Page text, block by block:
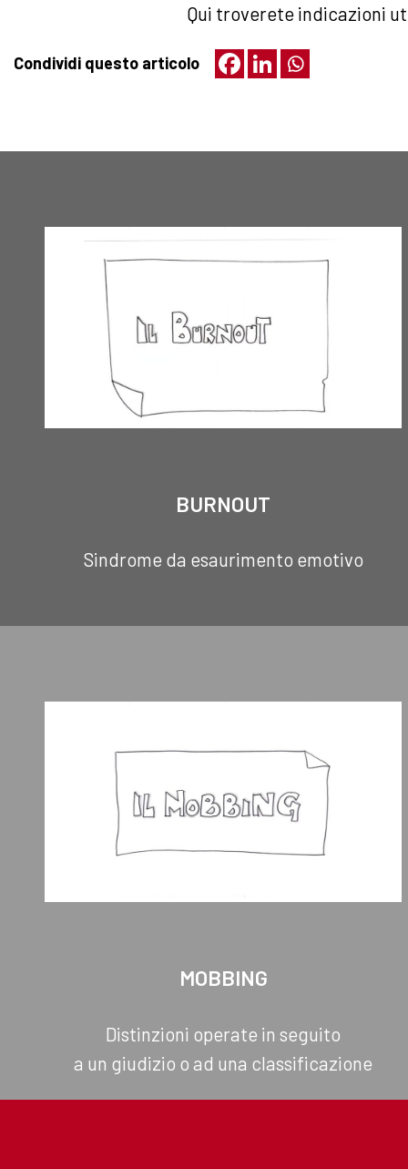
Qui troverete indicazioni
Condividi questo articolo
BURNOUT
Sindrome da esaurimento emotivo
MOBBING
Distinzioni operate in seguito
a un giudizio o ad una classificazione